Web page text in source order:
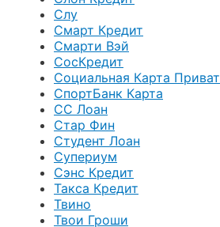
Слу
Смарт Кредит
Смарти Вэй
СосКредит
Социальная Карта Приват
СпортБанк Карта
СС Лоан
Стар Фин
Студент Лоан
Супериум
Сэнс Кредит
Такса Кредит
Твино
Твои Гроши